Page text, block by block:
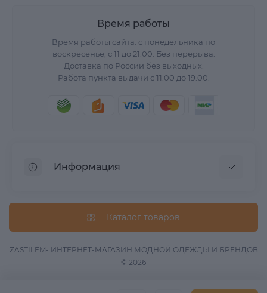
Время работы
Время работы сайта: с понедельника по
воскресенье, с 11 до 21.00. Без перерыва.
Доставка по России без выходных.
Работа пункта выдачи с 11.00 до 19.00.
Информация
Информация о доставке
Оферта
Каталог товаров
ZASTILEM- ИНТЕРНЕТ-МАГАЗИН МОДНОЙ ОДЕЖДЫ И БРЕНДОВ
© 2026